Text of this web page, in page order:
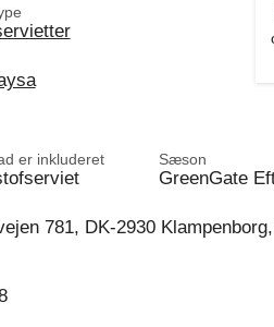
er inkluderet Sæson
GreenGate
781, DK-2930